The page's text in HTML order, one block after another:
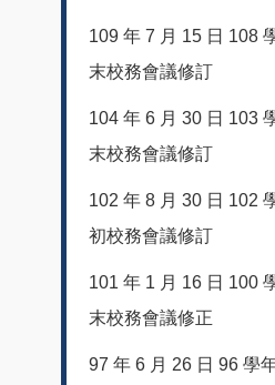
109 年 7 月 15 日 108
末校務會議修訂
104 年 6 月 30 日 103
末校務會議修訂
102 年 8 月 30 日 102
初校務會議修訂
101 年 1 月 16 日 100
末校務會議修正
97 年 6 月 26 日 96 學